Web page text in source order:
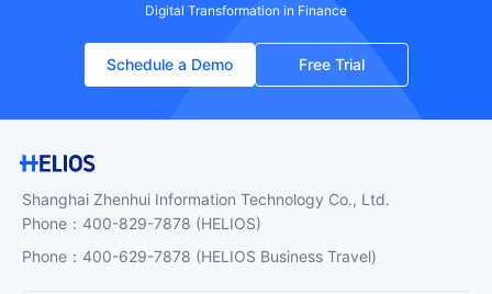
Digital Transformation in Finance
Schedule a Demo Free Trial
Shanghai Zhenhui Information Technology Co., Ltd.
Phone ： 400-829-7878 (HELIOS)
Phone ： 400-629-7878 (HELIOS Business Travel)